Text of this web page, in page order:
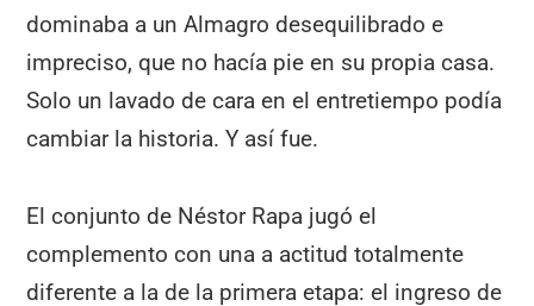
dominaba a un Almagro desequilibrado e
impreciso, que no hacía pie en su propia casa.
Solo un lavado de cara en el entretiempo podía
cambiar la historia. Y así fue.
El conjunto de Néstor Rapa jugó el
complemento con una a actitud totalmente
diferente a la de la primera etapa: el ingreso de